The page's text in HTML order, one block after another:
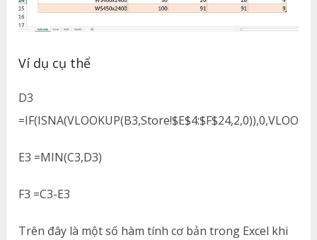
Ví dụ cụ thể
D3
E3 =MIN(C3,D3)
F3 =C3-E3
Trên đây là một số hàm tính cơ bản trong Excel khi